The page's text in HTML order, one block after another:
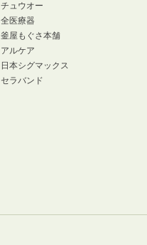
チュウオー
全医療器
釜屋もぐさ本舗
アルケア
日本シグマックス
セラバンド